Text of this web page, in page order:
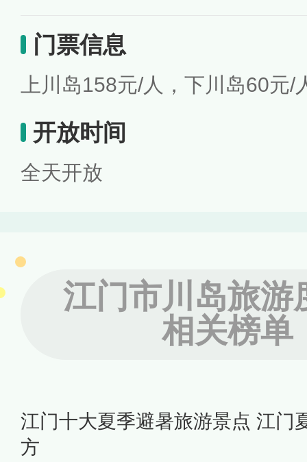
门票信息
上川岛158元/人，下川岛60元/
开放时间
全天开放
江门市川岛旅游
相关榜单
江门十大夏季避暑旅游景点 江门
方